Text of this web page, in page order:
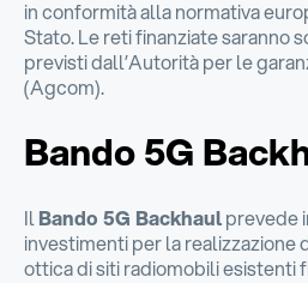
in conformità alla normativa
Stato. Le reti finanziate saranno
previsti dall’Autorità per le
(Agcom).
Bando 5G
IlBando 5G Backhaulprevede
investimenti per la realizzazione
ottica di siti radiomobili esistenti